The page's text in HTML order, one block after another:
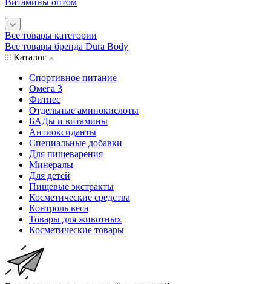
Витамины оптом
Все товары категории
Все товары бренда Dura Body
Каталог
Спортивное питание
Омега 3
Фитнес
Отдельные аминокислоты
БАДы и витамины
Антиоксиданты
Специальные добавки
Для пищеварения
Минералы
Для детей
Пищевые экстракты
Косметические средства
Контроль веса
Товары для животных
Косметические товары